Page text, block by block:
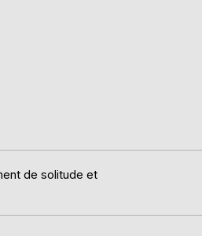
de solitude et